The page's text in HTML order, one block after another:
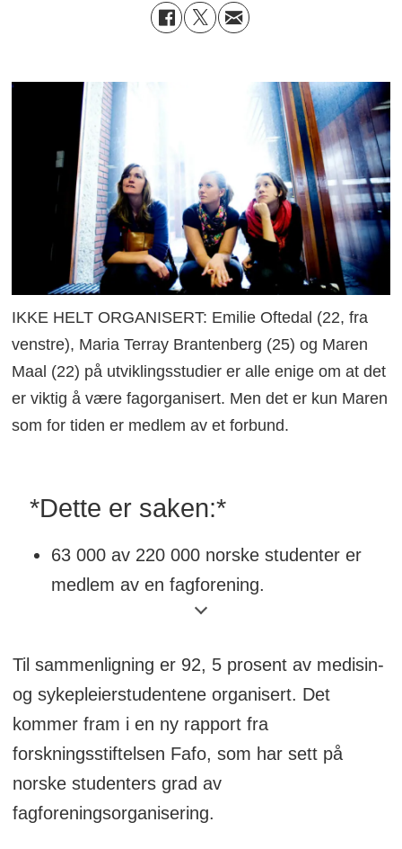
IKKE HELT ORGANISERT: Emilie Oftedal (22, fra
venstre), Maria Terray Brantenberg (25) og Maren
Maal (22) på utviklingsstudier er alle enige om at det
er viktig å være fagorganisert. Men det er kun Maren
som for tiden er medlem av et forbund.
*Dette er saken:*
63 000 av 220 000 norske studenter er
medlem av en fagforening.
studentmedlemmer. Deretter følger
Akademikerne med 20 000, LO med 11
000 og Nito med 70 00.
Det er drøyt 4 000 medisinstudenter, og
3 688 av disse er medlem i Den norske
legeforening. 13 000 nordmenn
Til sammenligning er 92, 5 prosent av medisin-
og sykepleierstudentene organisert. Det
kommer fram i en ny rapport fra
forskningsstiftelsen Fafo, som har sett på
norske studenters grad av
fagforeningsorganisering.